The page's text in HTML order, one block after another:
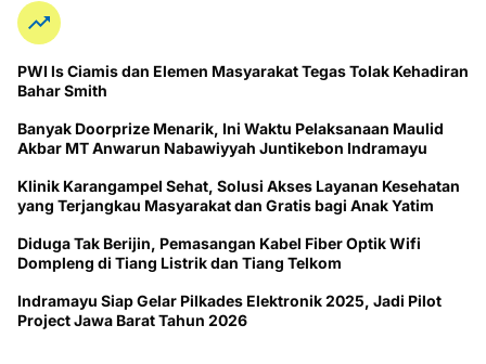
PWI ls Ciamis dan Elemen Masyarakat Tegas Tolak Kehadiran
Bahar Smith
Banyak Doorprize Menarik, Ini Waktu Pelaksanaan Maulid
Akbar MT Anwarun Nabawiyyah Juntikebon Indramayu
Klinik Karangampel Sehat, Solusi Akses Layanan Kesehatan
yang Terjangkau Masyarakat dan Gratis bagi Anak Yatim
Diduga Tak Berijin, Pemasangan Kabel Fiber Optik Wifi
Dompleng di Tiang Listrik dan Tiang Telkom
Indramayu Siap Gelar Pilkades Elektronik 2025, Jadi Pilot
Project Jawa Barat Tahun 2026